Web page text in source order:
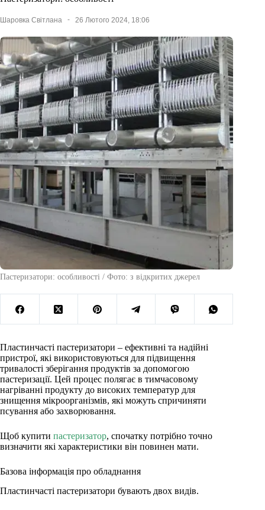
Шаровка Світлана 26 Лютого 2024, 18:06
Пастеризатори: особливості / Фото: з відкритих джерел
Пластинчасті пастеризатори – ефективні та надійні
пристрої, які використовуються для підвищення
тривалості зберігання продуктів за допомогою
пастеризації. Цей процес полягає в тимчасовому
нагріванні продукту до високих температур для
знищення мікроорганізмів, які можуть спричиняти
псування або захворювання.
Щоб купити пастеризатор, спочатку потрібно точно
визначити які характеристики він повинен мати.
Базова інформація про обладнання
Пластинчасті пастеризатори бувають двох видів.